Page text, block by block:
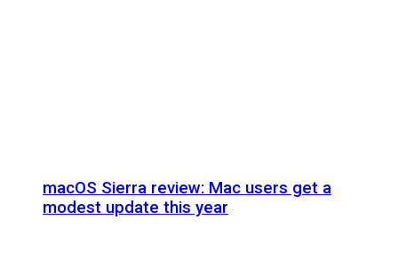
macOS Sierra review: Mac users get a
modest update this year